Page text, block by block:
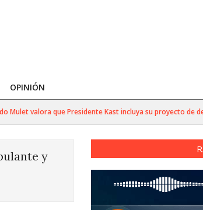
OPINIÓN
valora que Presidente Kast incluya su proyecto de
y